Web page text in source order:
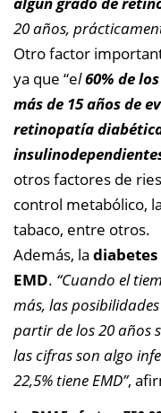
20 años,
Otro factor
ya que “el60% de
más de 15 años de
retinopatía
otros factores de
control metabólico,
tabaco, entre otros.
Además, la
EMD. “Cuando el
más, las
partir de los 20 años
las cifras son algo
22,5% tiene EMD”,